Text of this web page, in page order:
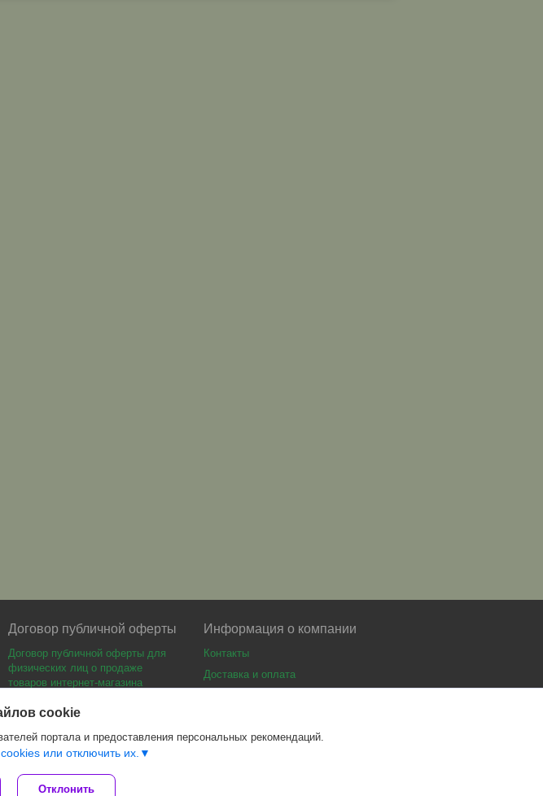
Договор публичной оферты
Договор публичной оферты для
физических лиц о продаже
товаров интернет-магазина
Информация о компании
Контакты
Доставка и оплата
Deal.by
cookie
портала и предоставления персональных рекомендаций.
или отключить их.
Отклонить